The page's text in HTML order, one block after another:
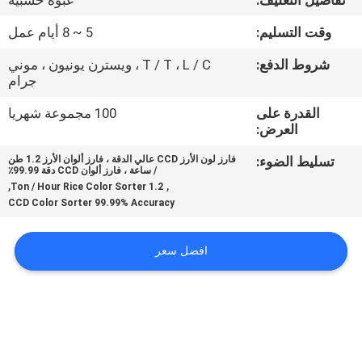
مراقبة
الجودة
أخبار
اقتباس
وقت التسليم:
5 ~ 8 أيام عمل
شروط الدفع:
T / T ، L / C ، ويسترن يونيون ، موني
جرام
القدرة على
العرض:
100 مجموعة شهريا
تسليط الضوء:
فارز لون الأرز CCD عالي الدقة ، فارز ألوان الأرز 1.2 طن
/ ساعة ، فارز ألوان CCD دقة 99.99٪
,
1.2 Ton / Hour Rice Color Sorter
,
CCD Color Sorter 99.99% Accuracy
افضل سعر